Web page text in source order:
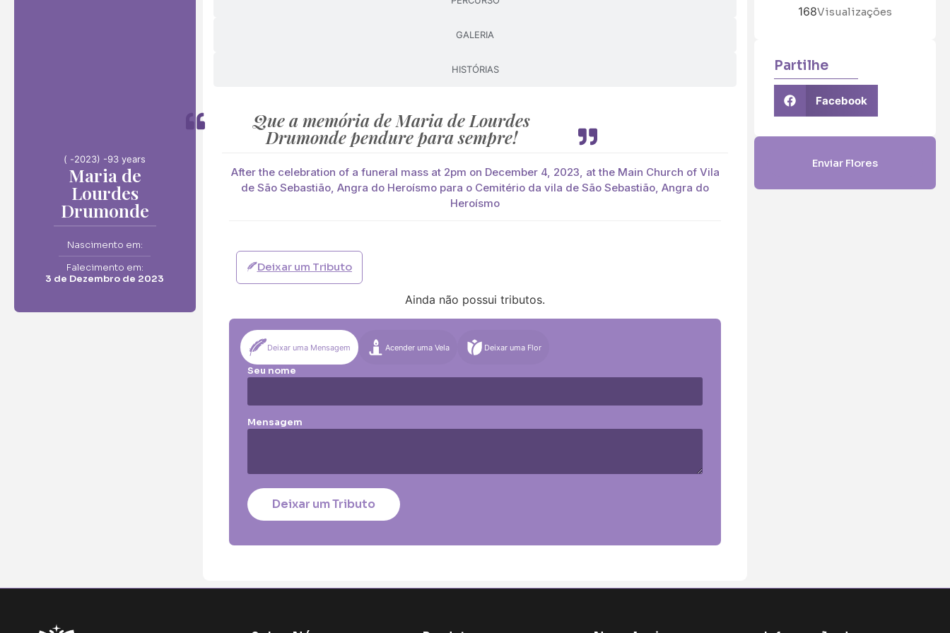
( -2023) -93 years
Maria de
Lourdes
Drumonde
Nascimento em:
Falecimento em:
3 de Dezembro de 2023
GALERIA
HISTÓRIAS
Que a memória de Maria de Lourdes
Drumonde pendure para sempre!
After the celebration of a funeral mass at 2pm on December 4, 2023, at the Main Church of Vila
de São Sebastião, Angra do Heroísmo para o Cemitério da vila de São Sebastião, Angra do
Heroísmo
Deixar um Tributo
Ainda não possui tributos.
Deixar uma Mensagem Acender uma Vela Deixar uma Flor
Seu nome
Mensagem
Deixar um Tributo
168Visualizações
Partilhe
Facebook
Enviar Flores
Maria de Lourdes Drumonde
Neste Formulário, você paga de imediato com Paypal
Ramo de Flores
Palma Cruz Coração
Coroa
Palma:
Pequena (€85)
Média (€100)
Pequena (€85)
Média (€100)
Grande (€115)
Coração:
Pequena (€85)
Média (€100)
Mini (€75)
Pequena (€85) Média (€100)
Grande (€115)
O seu nome*
Contacto telefónico*
Mensagem a constar no cartão